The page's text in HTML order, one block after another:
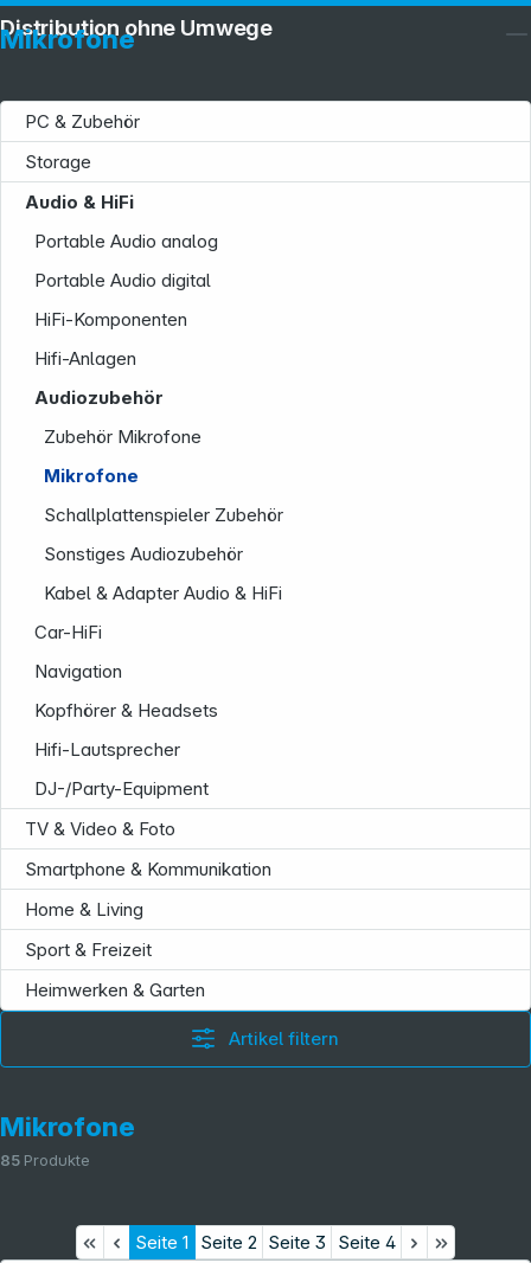
Mikrofone
PC & Zubehör
Storage
Audio & HiFi
Portable Audio analog
Portable Audio digital
HiFi-Komponenten
Hifi-Anlagen
Audiozubehör
Zubehör Mikrofone
Mikrofone
Schallplattenspieler Zubehör
Sonstiges Audiozubehör
Kabel & Adapter Audio & HiFi
Car-HiFi
Navigation
Kopfhörer & Headsets
Hifi-Lautsprecher
DJ-/Party-Equipment
TV & Video & Foto
Smartphone & Kommunikation
Home & Living
Sport & Freizeit
Heimwerken & Garten
Artikel filtern
Mikrofone
85 Produkte
Seite 1 Seite 2 Seite 3 Seite 4
Distribution ohne Umwege
Service